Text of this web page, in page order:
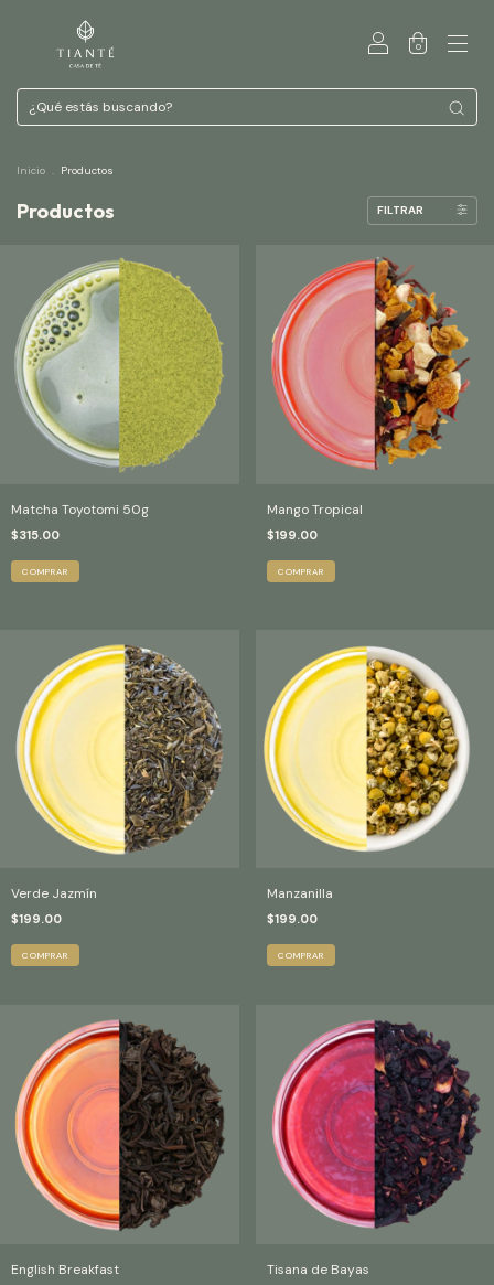
0
Inicio . Productos
Productos FILTRAR
Matcha Toyotomi 50g
$315.00
Mango Tropical
$199.00
COMPRAR
Verde Jazmín
$199.00
COMPRAR
Manzanilla
$199.00
COMPRAR
English Breakfast Tisana de Bayas